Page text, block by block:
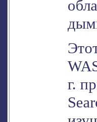
г.